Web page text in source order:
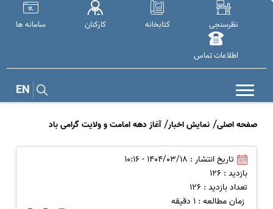
نظرسنجی کتابخانه کارکنان سامانه ها
اطلاعات تماس
EN
صفحه اصلی نمایش اخبار آغاز دهه امامت و ولایت گرامی باد
تاریخ انتشار : 1404/03/18 - 10:16
بازدید : 126
تعداد بازدید : 126
زمان مطالعه : 1 دقیقه